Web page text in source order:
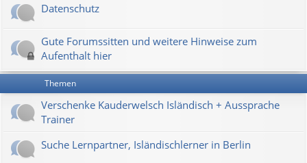
Datenschutz
Gute Forumssitten und weitere Hinweise zum
Aufenthalt hier
Themen
Verschenke Kauderwelsch Isländisch + Aussprache
Trainer
Suche Lernpartner, Isländischlerner in Berlin